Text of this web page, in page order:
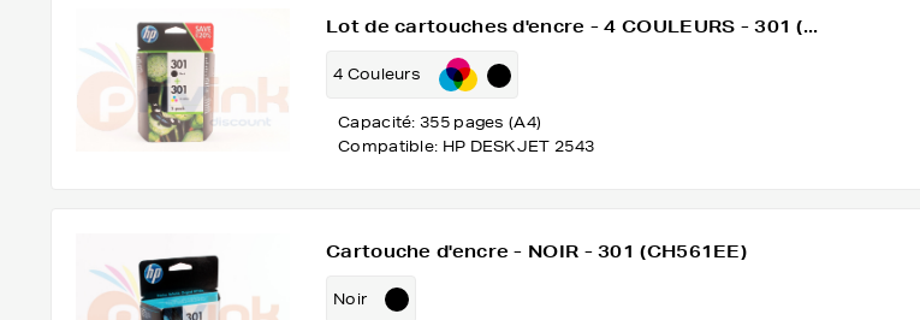
Lot de cartouches d'encre - 4 COULEURS - 301 (...
4 Couleurs
Capacité: 355 pages (A4)
Compatible: HP DESKJET 2543
Cartouche d'encre - NOIR - 301 (CH561EE)
Noir